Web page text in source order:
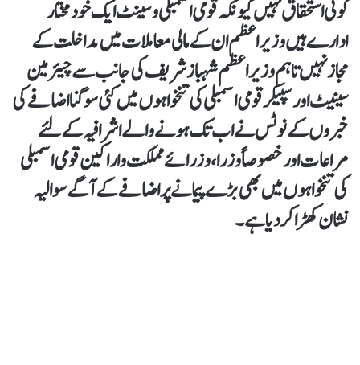
کوئی استحقاق نہیں کیونکہ قومی اسمبلی و سینٹ ایک خودمختار
ادارے ہیں وزیر اعظم ان کے مالی معاملات میں مداخلت کے
مجاز نہیں تاہم وزیراعظم شہباز شریف کی جانب سے چیئرمین
سینیٹ اور سپیکر قومی اسمبلی کی تنخواہوں میں کئی سو گنا اضافے کی
خبروں کے نوٹس نے اب تک ہونے والے اشرافیہ کے لئے
مراعات اور خصوصاً وزرا، وزرائے مملکت و اراکین قومی اسمبلی
کی تنخواہوں میں بھی بڑے پیمانے پر اضافے کے آگے سوالیہ
نشان کھڑا کر دیا ہے ۔